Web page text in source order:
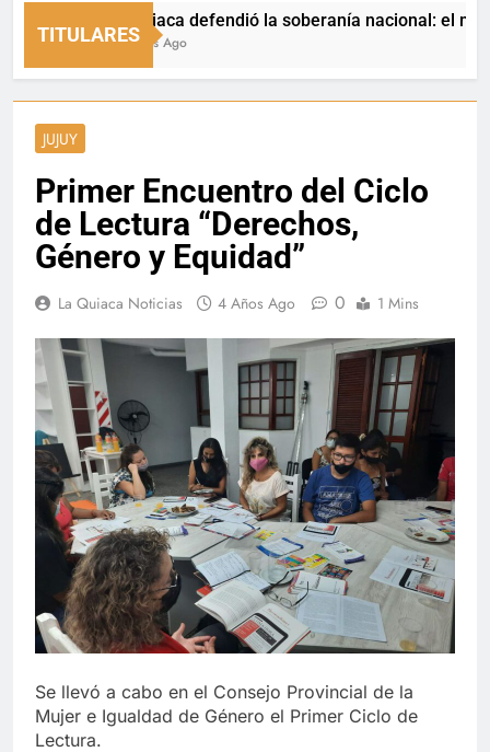
TITULARES
La Quiaca defendió la soberanía nacional: el
16 Horas Ago
JUJUY
Primer Encuentro del Ciclo
de Lectura “Derechos,
Género y Equidad”
La Quiaca Noticias 4 Años Ago 0 1 Mins
Se llevó a cabo en el Consejo Provincial de la
Mujer e Igualdad de Género el Primer Ciclo de
Lectura.